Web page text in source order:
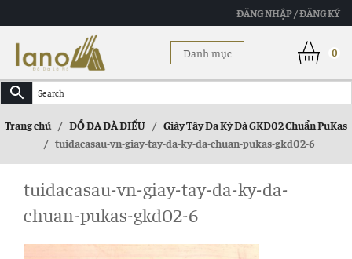
ĐĂNG NHẬP / ĐĂNG KÝ
Danh mục 0
Trang chủ / ĐỒ DA ĐÀ ĐIỂU / Giày Tây Da Kỳ Đà GKD02 Chuẩn PuKas
/ tuidacasau-vn-giay-tay-da-ky-da-chuan-pukas-gkd02-6
tuidacasau-vn-giay-tay-da-ky-da-
chuan-pukas-gkd02-6